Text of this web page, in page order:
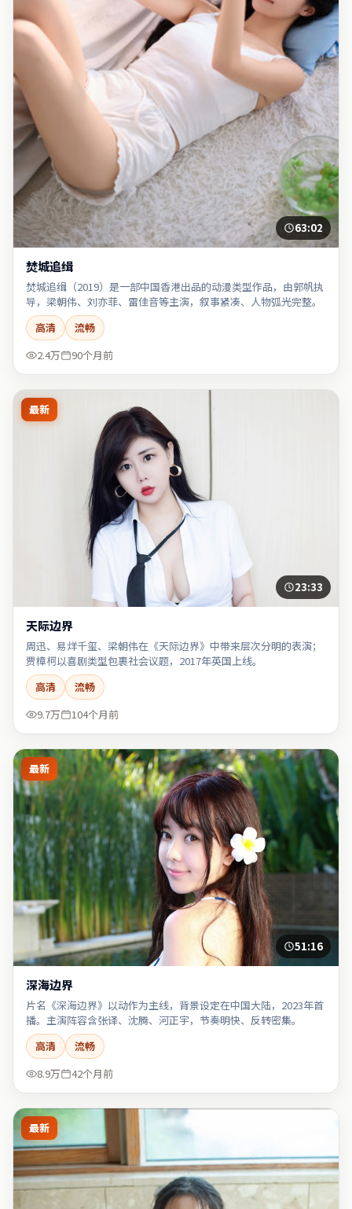
63:02
焚城追缉
焚城追缉（2019）是一部中国香港出品的动漫类型作品，由郭帆执
导，梁朝伟、刘亦菲、雷佳音等主演，叙事紧凑、人物弧光完整。
高清
流畅
2.4万
90个月前
最新
23:33
天际边界
周迅、易烊千玺、梁朝伟在《天际边界》中带来层次分明的表演；
贾樟柯以喜剧类型包裹社会议题，2017年英国上线。
高清
流畅
9.7万
104个月前
最新
51:16
深海边界
片名《深海边界》以动作为主线，背景设定在中国大陆，2023年首
播。主演阵容含张译、沈腾、河正宇，节奏明快、反转密集。
高清
流畅
8.9万
42个月前
最新